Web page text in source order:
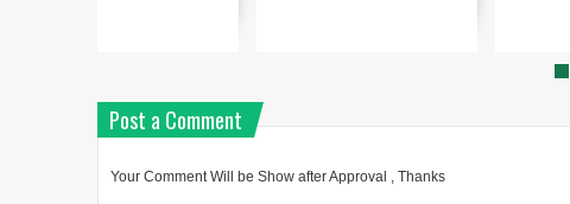
Post a Comment
Your Comment Will be Show after Approval , Thanks